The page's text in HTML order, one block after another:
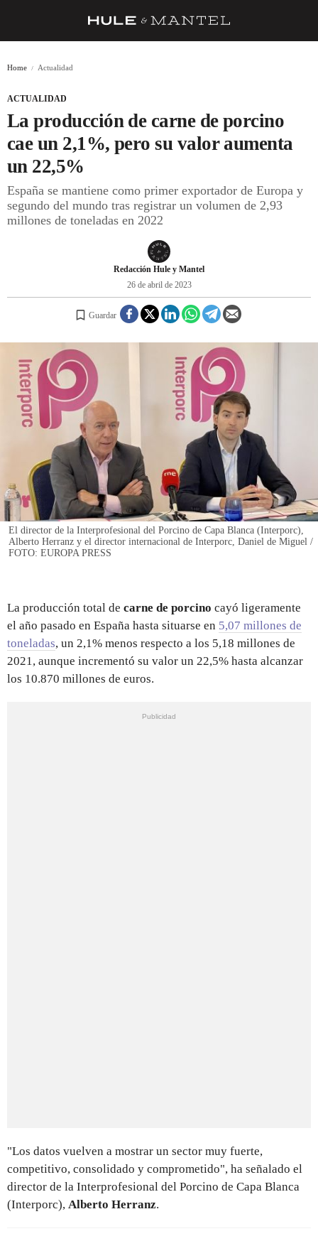
BARRAS Y ESTRELLAS
DÓNDE COMER
ÍDOLOS DE MESAS
CUADERNO DE VIAJE
REGISTRO
INICIAR SESIÓN
Home Actualidad
ACTUALIDAD
La producción de carne de porcino
cae un 2,1%, pero su valor aumenta
un 22,5%
España se mantiene como primer exportador de Europa y
segundo del mundo tras registrar un volumen de 2,93
millones de toneladas en 2022
Redacción Hule y Mantel
26 de abril de 2023
Guardar
El director de la Interprofesional del Porcino de Capa Blanca (Interporc),
Alberto Herranz y el director internacional de Interporc, Daniel de Miguel /
FOTO: EUROPA PRESS
La producción total de carne de porcino cayó ligeramente
el año pasado en España hasta situarse en 5,07 millones de
toneladas, un 2,1% menos respecto a los 5,18 millones de
2021, aunque incrementó su valor un 22,5% hasta alcanzar
los 10.870 millones de euros.
"Los datos vuelven a mostrar un sector muy fuerte,
competitivo, consolidado y comprometido", ha señalado el
director de la Interprofesional del Porcino de Capa Blanca
(Interporc), Alberto Herranz.